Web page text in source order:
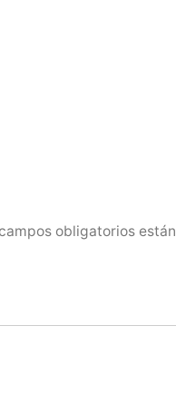
obligatorios están